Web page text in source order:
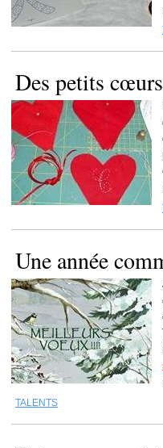
Des petits
Une année
TALENTS